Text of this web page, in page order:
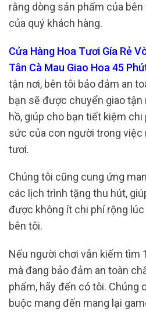
rằng dòng sản phẩm của
của quý khách hàng.
Cửa Hàng Hoa Tươi Gía Rẻ
Tân Cà Mau Giao Hoa 45
tận nơi, bên tôi bảo đảm an
bạn sẽ được chuyển giao tận
hồ, giúp cho bạn tiết kiệm chi
sức của con người trong việc
tươi.
Chúng tôi cũng cung ứng
các lịch trình tặng thu hút,
được không ít chi phí rộng
bên tôi.
Nếu người chơi vẫn kiếm tìm
mà đang bảo đảm an toàn
phẩm, hãy đến có tôi. Chúng
buộc mang đến mang lại